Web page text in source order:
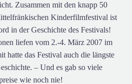
Zusammen mit den knapp 50
Kinderfilmfestival ist
in der Geschichte des Festivals!
liefen vom 2.-4. März 2007 im
hatte das Festival auch die längste
– Und es gab so viele
wie noch nie!